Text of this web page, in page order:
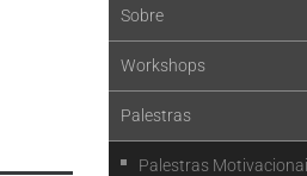
Sobre
Workshops
Palestras
Palestras